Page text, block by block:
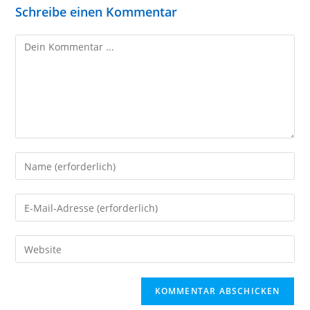
Schreibe einen Kommentar
Kommentieren
Gib
deinen
Namen
oder
zum
Kommentieren
Gib
deine
E-
Mail-
Gib
deine